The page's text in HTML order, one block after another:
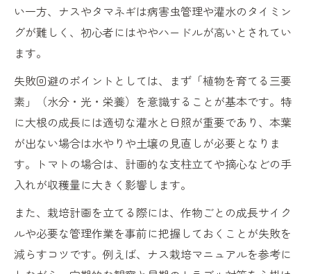
い一方、ナスやタマネギは病害虫管理や灌水のタイミン
グが難しく、初心者にはややハードルが高いとされてい
ます。
失敗回避のポイントとしては、まず「植物を育てる三要
素」（水分・光・栄養）を意識することが基本です。特
に大根の成長には適切な灌水と日照が重要であり、本葉
が出ない場合は水やりや土壌の見直しが必要となりま
す。トマトの場合は、計画的な支柱立てや摘心などの手
入れが収穫量に大きく影響します。
また、栽培計画を立てる際には、作物ごとの成長サイク
ルや必要な管理作業を事前に把握しておくことが失敗を
減らすコツです。例えば、ナス栽培マニュアルを参考に